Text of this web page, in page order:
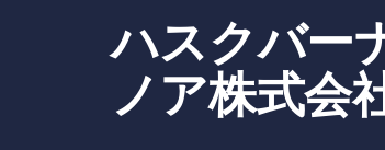
ハスクバー
ノア株式会